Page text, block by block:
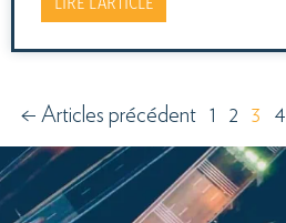
← Articles précédent 1 2 3 4